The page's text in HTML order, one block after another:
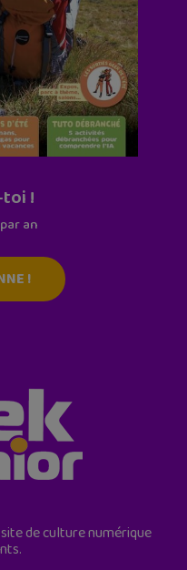
!
an
!
de culture numérique